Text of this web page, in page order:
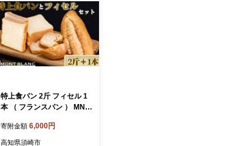
特上食パン 2斤 フィセル 1
本 （ フランスパン ） MNB
もっちり 冷凍 高級食パン
食パン パンストック 人気
寄附金額 6,000円
高知県須崎市